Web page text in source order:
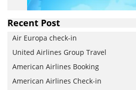
Recent Post
Air Europa check-in
United Airlines Group Travel
American Airlines Booking
American Airlines Check-in